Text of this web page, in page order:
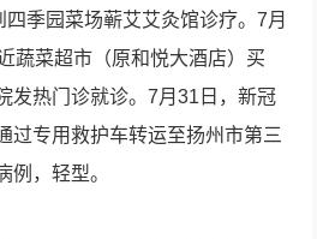
季园菜场蕲艾艾灸馆诊疗。7月
蔬菜超市（原和悦大酒店）买
发热门诊就诊。7月31日，新冠
过专用救护车转运至扬州市第三
例，轻型。